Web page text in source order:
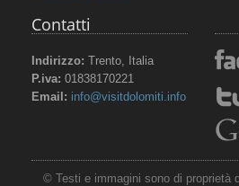
Contatti
Indirizzo: Trento, Italia
P.iva: 01838170221
Email: info@visitdolomiti.info
© Testi e immagini sono di proprietà